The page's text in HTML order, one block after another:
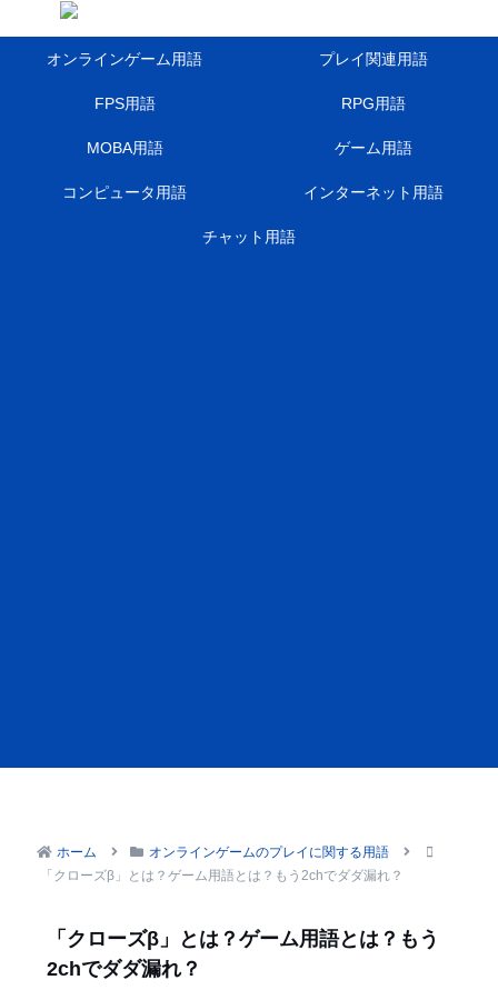
オンラインゲーム用語 プレイ関連用語
FPS用語 RPG用語
MOBA用語 ゲーム用語
コンピュータ用語 インターネット用語
チャット用語
ホーム
オンラインゲームのプレイに関する用語
「クローズβ」とは？ゲーム用語とは？もう2chでダダ漏れ？
「クローズβ」とは？ゲーム用語とは？もう
2chでダダ漏れ？